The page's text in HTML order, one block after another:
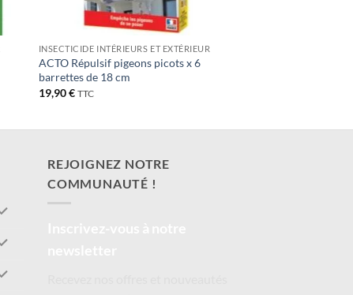
INSECTICIDE INTÉRIEURS ET EXTÉRIEUR
ACTO Répulsif pigeons picots x 6
barrettes de 18 cm
19,90€ TTC
REJOIGNEZ NOTRE
COMMUNAUTÉ !